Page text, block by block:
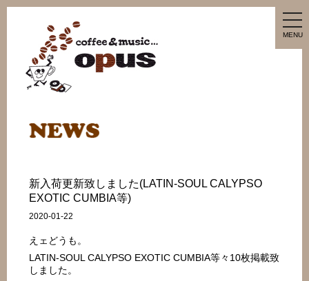
MENU
新入荷更新致しました(LATIN-SOUL CALYPSO
EXOTIC CUMBIA等)
2020-01-22
えェどうも。
LATIN-SOUL CALYPSO EXOTIC CUMBIA等々10枚掲載致
しました。